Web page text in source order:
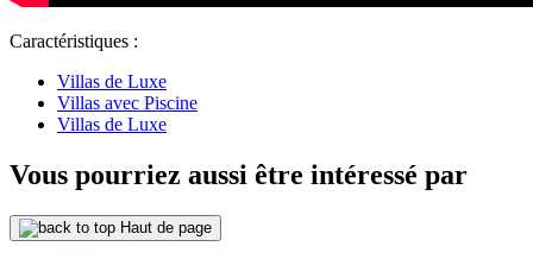
Caractéristiques :
Villas de Luxe
Villas avec Piscine
Villas de Luxe
Vous pourriez aussi être intéressé par
Haut de page